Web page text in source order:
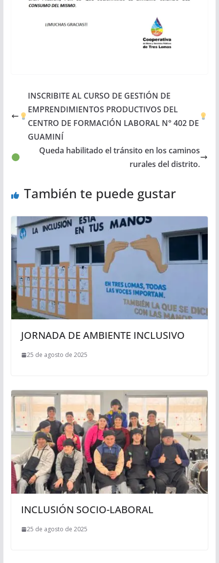
INSCRIBITE AL CURSO DE GESTIÓN DE
EMPRENDIMIENTOS PRODUCTIVOS DEL
CENTRO DE FORMACIÓN LABORAL N° 402 DE
GUAMINÍ
Queda habilitado el tránsito en los caminos
rurales del distrito.
También te puede gustar
JORNADA DE AMBIENTE INCLUSIVO
25 de agosto de 2025
INCLUSIÓN SOCIO-LABORAL
25 de agosto de 2025